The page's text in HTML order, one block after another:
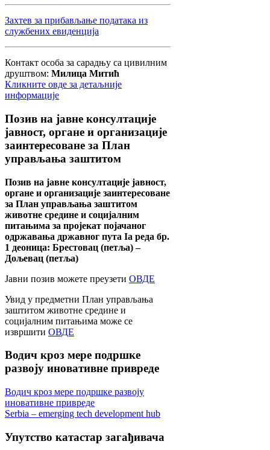
Захтев за прибављање података из
службених евиденција
Контакт особа за сарадњу са цивилним
друштвом: Милица Митић
Кликните овде за детаљније
информације
Позив на јавне консултације
јавност, органе и организације
заинтересоване за План
управљања заштитом
Позив на јавне консултације јавност,
органе и организације заинтересоване
за План управљања заштитом
животне средине и социјалним
питањима за пројекат појачаног
одржавања државног пута Ia реда бр.
1 деоница: Брестовац (петља) –
Дољевац (петља)
Јавни позив можете преузети ОВДЕ
Увид у предметни План управљања
заштитом животне средине и
социјалним питањима може се
извршити ОВДЕ
Водич кроз мере подршке
развоју иновативне привреде
Водич кроз мере подршке развоју
иновативне привреде
Serbia – emerging tech development hub
Упутство катастар загађивача